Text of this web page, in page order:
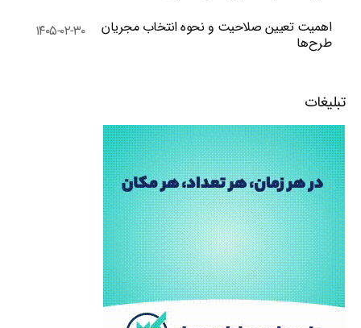
اهمیت تعیین صلاحیت و نحوه انتخاب مجریان
طرح‌ها
۱۴۰۵-۰۲-۳۰
تبلیغات